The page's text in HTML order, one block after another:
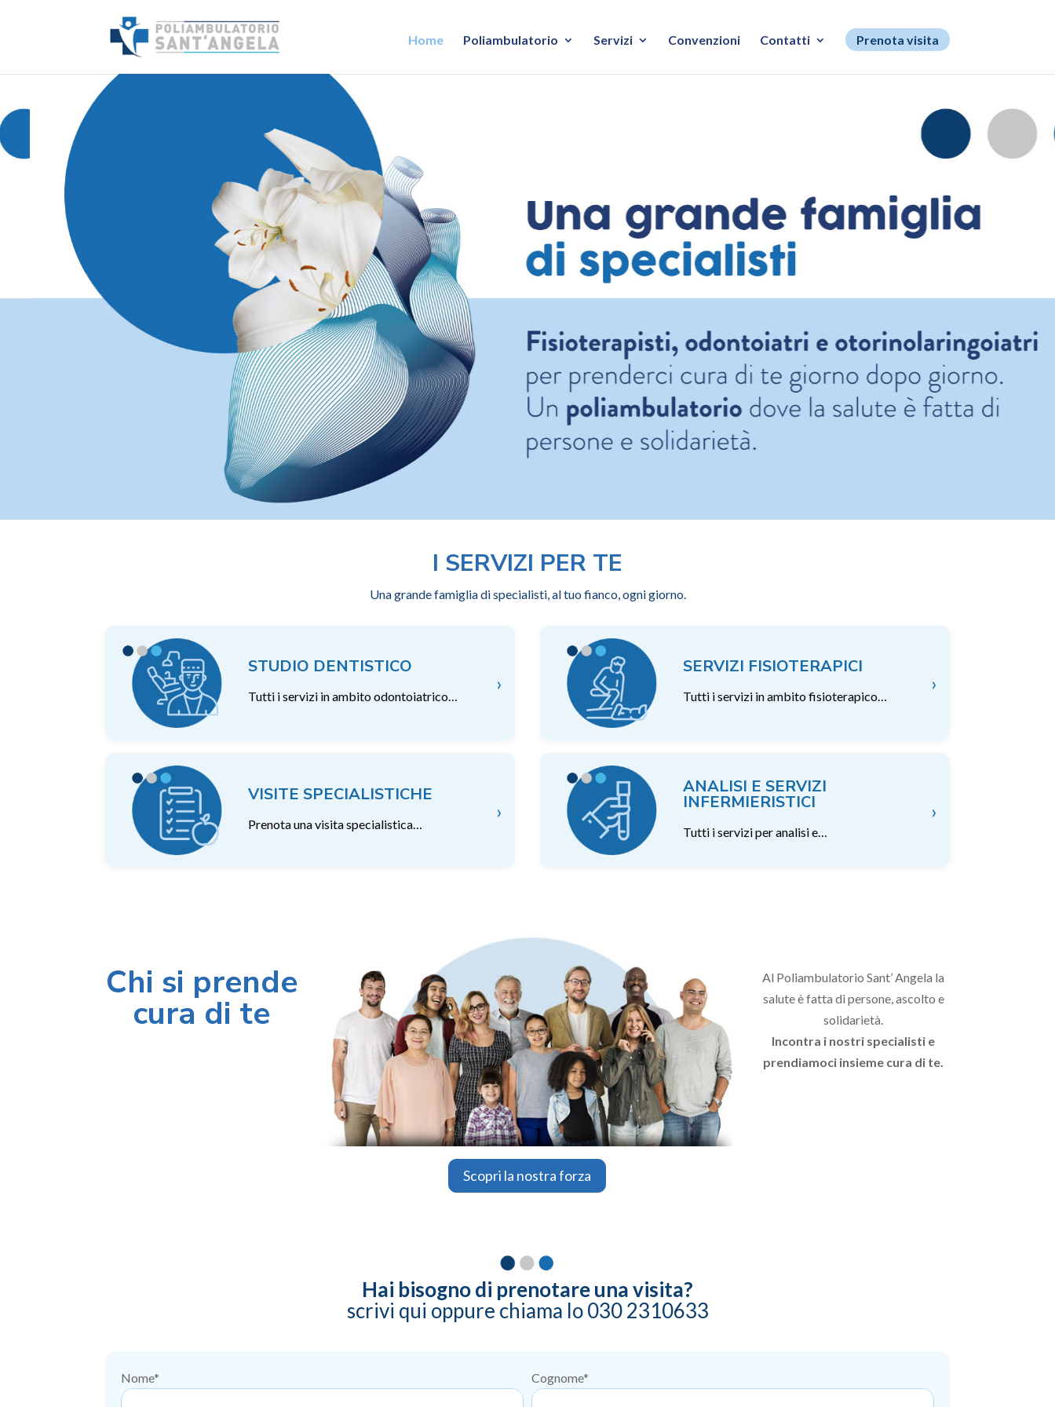
Home Poliambulatorio Servizi Convenzioni Contatti Prenota visita
I SERVIZI PER TE
Una grande famiglia di specialisti, al tuo fianco, ogni giorno.
STUDIO DENTISTICO
Tutti i servizi in ambito odontoiatrico…
›
VISITE SPECIALISTICHE
Prenota una visita specialistica…
›
SERVIZI FISIOTERAPICI
Tutti i servizi in ambito fisioterapico…
›
ANALISI E SERVIZI
INFERMIERISTICI
Tutti i servizi per analisi e…
›
Chi si prende
cura di te
Scopri la nostra forza
Al Poliambulatorio Sant’ Angela la
salute è fatta di persone, ascolto e
solidarietà.
Incontra i nostri specialisti e
prendiamoci insieme cura di te.
Hai bisogno di prenotare una visita?
scrivi qui oppure chiama lo 030 2310633
Nome* Cognome*